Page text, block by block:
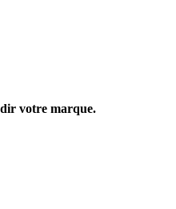
votre marque.